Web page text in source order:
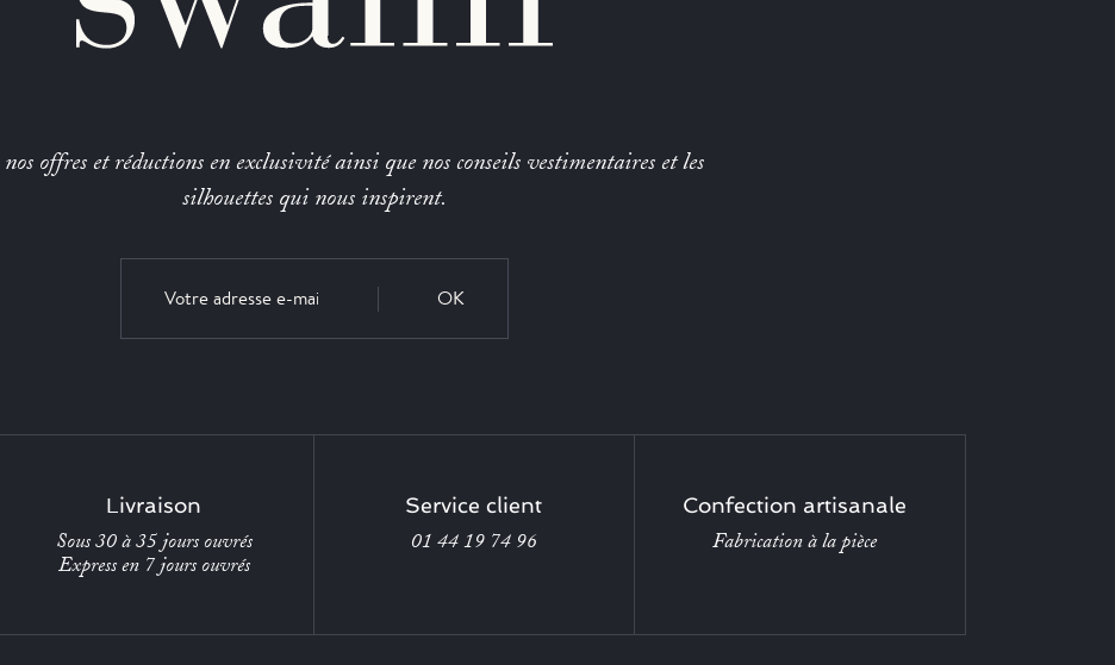
nos offres et réductions en exclusivité ainsi que nos conseils vestimentaires et les
silhouettes qui nous inspirent.
OK
Livraison
Sous 30 à 35 jours ouvrés
Express en 7 jours ouvrés
Service client
01 44 19 74 96
Confection artisanale
Fabrication à la pièce